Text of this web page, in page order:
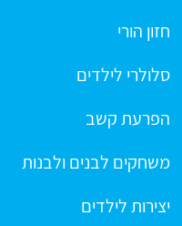
חזון הורי
סלולרי לילדים
הפרעת קשב
משחקים לבנים ולבנות
יצירות לילדים